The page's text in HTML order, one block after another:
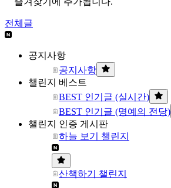
전체글
공지사항
공지사항
챌린지 베스트
BEST 인기글 (실시간)
BEST 인기글 (명예의 전당)
챌린지 인증 게시판
하늘 보기 챌린지
산책하기 챌린지